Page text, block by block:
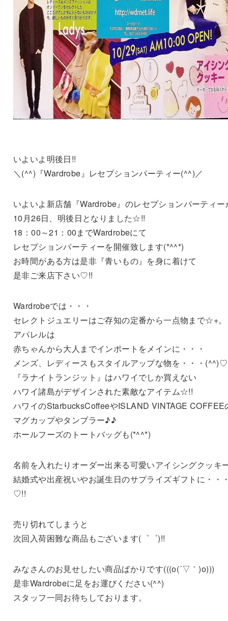
いよいよ明後日!!
＼(^^)『Wardrobe』レセプションパーティー(^^)／
いよいよ新店舗『Wardrobe』のレセプションパーティー
10月26日、明後日となりました☆!!
18：00～21：00までWardrobeにて
レセプションパーティーを開催致します(*^^*)
お時間がある方は是非『青いもの』を身に着けて
是非ご来店下さい♡!!
Wardrobeでは・・・
セレクトジュエリーはご存知の定番から一点物まで☆+。
アパレルは
赤ちゃんから大人までインポートをメインに・・・
メンズ、レディースもスタイルアップな物を・・・(^^)♡
『ラナイトランジット』はハワイでしか買えない
ハワイ諸島がデザインされた素敵なアイテム☆!!
ハワイのStarbucksCoffeeやISLAND VINTAGE COFFEE
マグカップやタンブラー♪♪
ホールフーズのトートバッグも(*^^*)
名前を入れたりオーダー出来る可愛いアイシングクッキ
結婚式や出産祝いやお誕生日のサプライズギフトに・・
♡!!
売り切れてしまうと
次回入荷困難な商品もございます(゜゜)!!
みなさんのお見せしたい商品ばかりです(((o(´▽｀)o)))
是非Wardrobeに足をお運びください(^^)
スタッフ一同お待ちしております。